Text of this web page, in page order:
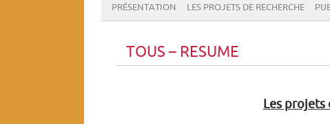
PRÉSENTATION LES PROJETS DE RECHERCHE
TOUS – RESUME
Les projets